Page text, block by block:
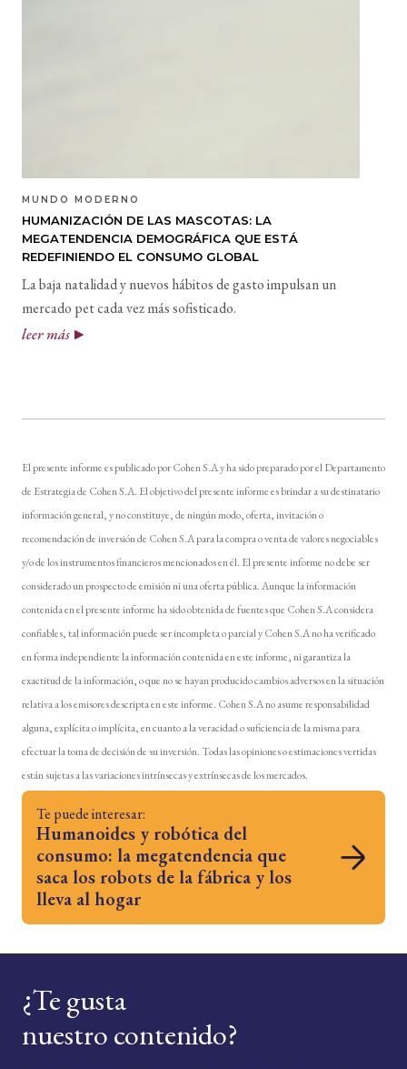
MUNDO MODERNO
HUMANIZACIÓN DE LAS MASCOTAS: LA
MEGATENDENCIA DEMOGRÁFICA QUE ESTÁ
REDEFINIENDO EL CONSUMO GLOBAL
La baja natalidad y nuevos hábitos de gasto impulsan un
mercado pet cada vez más sofisticado.
leer más
El presente informe es publicado por Cohen S.A y ha sido preparado por el Departamento
de Estrategia de Cohen S.A. El objetivo del presente informe es brindar a su destinatario
información general, y no constituye, de ningún modo, oferta, invitación o
recomendación de inversión de Cohen S.A para la compra o venta de valores negociables
y/o de los instrumentos financieros mencionados en él. El presente informe no debe ser
considerado un prospecto de emisión ni una oferta pública. Aunque la información
contenida en el presente informe ha sido obtenida de fuentes que Cohen S.A considera
confiables, tal información puede ser incompleta o parcial y Cohen S.A no ha verificado
en forma independiente la información contenida en este informe, ni garantiza la
exactitud de la información, o que no se hayan producido cambios adversos en la situación
relativa a los emisores descripta en este informe. Cohen S.A no asume responsabilidad
alguna, explícita o implícita, en cuanto a la veracidad o suficiencia de la misma para
efectuar la toma de decisión de su inversión. Todas las opiniones o estimaciones vertidas
están sujetas a las variaciones intrínsecas y extrínsecas de los mercados.
Te puede interesar:
Humanoides y robótica del
consumo: la megatendencia que
saca los robots de la fábrica y los
lleva al hogar
¿Te gusta
nuestro contenido?